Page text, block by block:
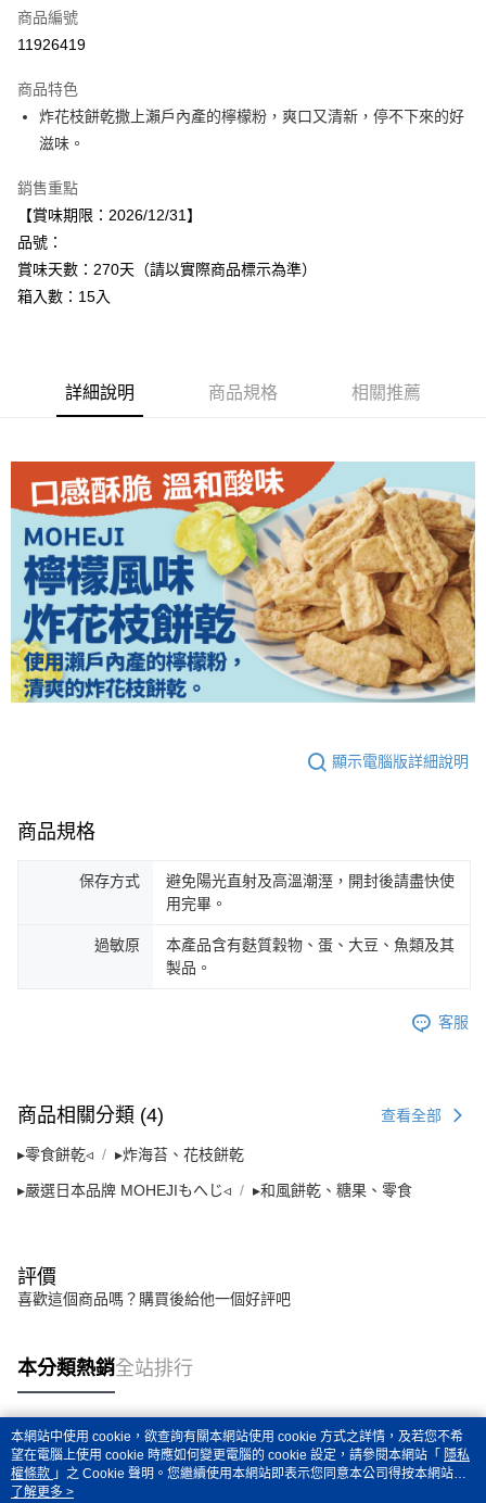
LINE Pay
街口支付
悠遊付
Google Pay
全盈+PAY
AFTEE先享後付
相關說明
１．簡單：不需註冊會員、不需綁卡、不需儲值。
２．便利：只要手機號碼，簡訊認證，即可結帳。
３．安心：先確認商品／服務後，再付款。
【「AFTEE先享後付」結帳流程】
１．於結帳方式選擇「AFTEE先享後付」後，將跳轉至「AFTEE先享後付」
結帳頁面，進行簡訊認證並確認金額後，即可完成結帳。
２．訂單成立數日內，您將收到繳費通知簡訊。
３．收到繳費通知簡訊後14天內，點擊此簡訊中的連結，可透過四大超商／
ATM／網路銀行／等多元方式進行付款，方視為交易完成。
※ 請注意：結帳手續完成當下不需立刻繳費，但若您需要取消訂單，請聯絡
購買商品的店家。未經商家同意取消之訂單仍視為有效，需透過AFTEE先享
後付繳納相關費用。
※ 交易是否成功請以「AFTEE先享後付 」之結帳頁面顯示為準，若有關於
是否繳費成功／繳費後需取消欲退款等相關疑問，請聯繫「AFTEE先享後付
客戶支援中心」 https://netprotections.freshdesk.com/support/home
易，需依本服務之必要範圍內提供個人資料，並將交易相關給付款項請求債
３．未成年的使用者請事先徵得法定代理人或監護人之同意方可使用
４．使用「AFTEE先享後付」時，將依據個別帳號之用戶狀況，依本公司即
時審查核予不同之上限額度；若仍有額度不足之情形，本公司將視審查結果
５．嚴禁一人註冊多個帳號或使用他人資訊註冊。若發現惡意使用之情形，
恩沛科技股份有限公司將有權停止該用戶之使用額度並採取法律行動。
每筆NT$120，滿NT$899(含以上)免運費
商品編號
11926419
商品特色
炸花枝餅乾撒上瀨戶內產的檸檬粉，爽口又清新，停不下來的好
滋味。
銷售重點
【賞味期限：2026/12/31】
品號：
賞味天數：270天（請以實際商品標示為準）
箱入數：15入
詳細說明 商品規格 相關推薦
顯示電腦版詳細說明
商品規格
保存方式
避免陽光直射及高溫潮溼，開封後請盡快使
用完畢。
過敏原
本產品含有麩質穀物、蛋、大豆、魚類及其
製品。
客服
商品相關分類 (4) 查看全部
▸零食餅乾◃ ▸炸海苔、花枝餅乾
▸嚴選日本品牌 MOHEJIもへじ◃ ▸和風餅乾、糖果、零食
評價
喜歡這個商品嗎？購買後給他一個好評吧
本分類熱銷全站排行
熱門標籤
本網站中使用 cookie，欲查詢有關本網站使用 cookie 方式之詳情，及若您不希
望在電腦上使用 cookie 時應如何變更電腦的 cookie 設定，請參閱本網站「 隱私
權條款 」之 Cookie 聲明。您繼續使用本網站即表示您同意本公司得按本網站使
用條款之 Cookie 聲明使用 cookie。
了解更多 >